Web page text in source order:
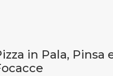
in Pala, Pinsa